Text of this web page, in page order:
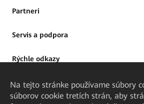
Partneri
Servis a podpora
Rýchle odkazy
Na tejto stránke používame súbory
súborov cookie tretích strán, aby